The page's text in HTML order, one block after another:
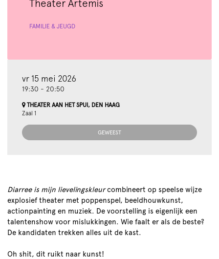
Theater Artemis
FAMILIE & JEUGD
vr 15 mei 2026
19:30 - 20:50
THEATER AAN HET SPUI, DEN HAAG
Zaal 1
GEWEEST
Diarree is mijn lievelingskleurcombineert op speelse wijze
explosief theater met poppenspel, beeldhouwkunst,
actionpainting en muziek. De voorstelling is eigenlijk een
talentenshow voor mislukkingen. Wie faalt er als de beste?
De kandidaten trekken alles uit de kast.
Oh shit, dit ruikt naar kunst!